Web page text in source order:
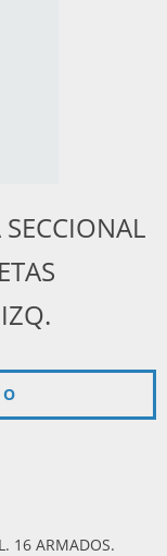
16 ARMADOS.